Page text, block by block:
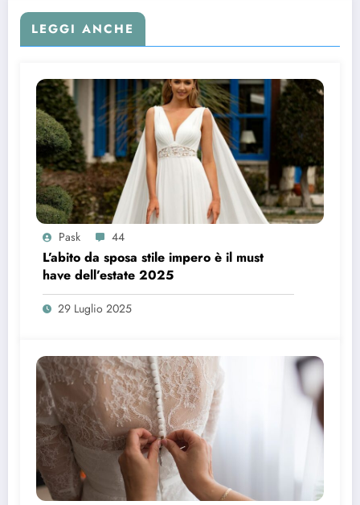
LEGGI ANCHE
Pask 44
L’abito da sposa stile impero è il must
have dell’estate 2025
29 Luglio 2025